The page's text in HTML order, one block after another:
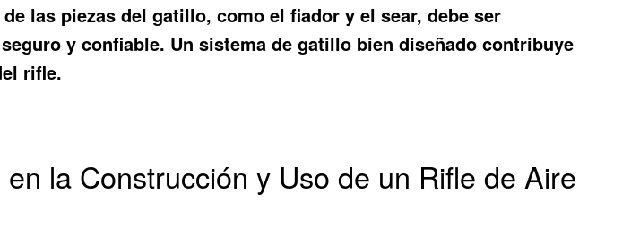
las piezas del gatillo, como el fiador y el sear, debe ser
y confiable. Un sistema de gatillo bien diseñado contribuye
rifle.
la Construcción y Uso de un Rifle de Aire